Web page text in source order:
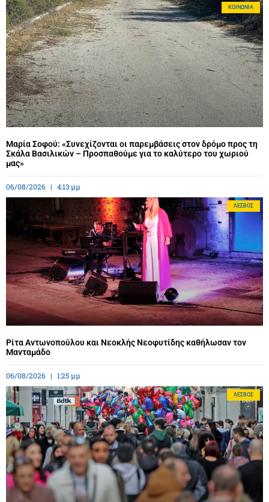
ΚΟΙΝΩΝΊΑ
Μαρία Σοφού: «Συνεχίζονται οι παρεμβάσεις στον δρόμο προς τη
Σκάλα Βασιλικών – Προσπαθούμε για το καλύτερο του χωριού
μας»
06/08/2026 4:13 μμ
ΛΈΣΒΟΣ
Ρίτα Αντωνοπούλου και Νεοκλής Νεοφυτίδης καθήλωσαν τον
Μανταμάδο
06/08/2026 1:25 μμ
ΛΈΣΒΟΣ